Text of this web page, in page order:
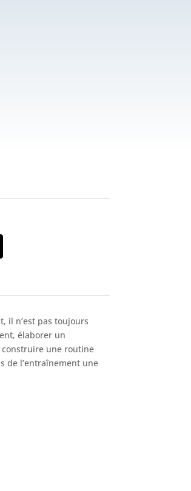
il n’est pas toujours
élaborer un
construire une routine
de l’entraînement une